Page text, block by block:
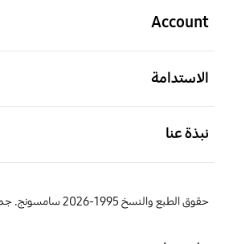
Account
الاستدامة
نبذة عنا
حقوق الطبع والنسخ 1995-2026 سامسونج. جميع الحقوق محفوظة.